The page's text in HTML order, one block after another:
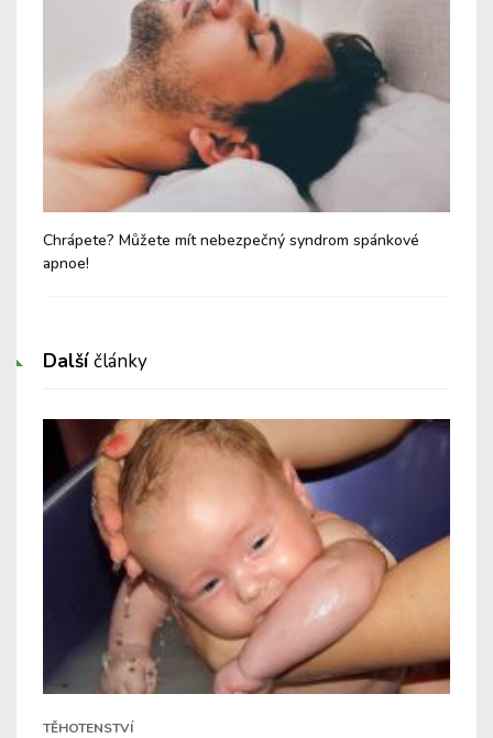
Chrápete? Můžete mít nebezpečný syndrom spánkové
apnoe!
Dalšíčlánky
TĚHOTENSTVÍ